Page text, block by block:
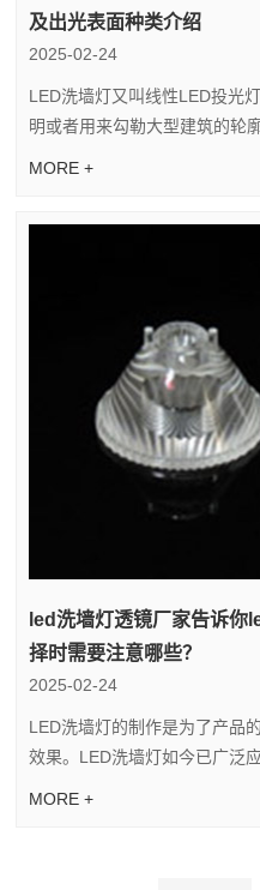
及出光表面种类介绍
2025-02-24
LED洗墙灯又叫线性LED投光
明或者用来勾勒大型建筑的轮
MORE +
led洗墙灯透镜厂家告诉你
择时需要注意哪些？
2025-02-24
LED洗墙灯的制作是为了产品
效果。LED洗墙灯如今已广泛
MORE +